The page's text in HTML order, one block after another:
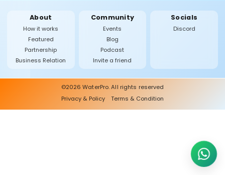
About
How it works
Featured
Partnership
Business Relation
Community
Events
Blog
Podcast
Invite a friend
Socials
Discord
©2026 WaterPro. All rights reserved
Privacy & Policy
Terms & Condition